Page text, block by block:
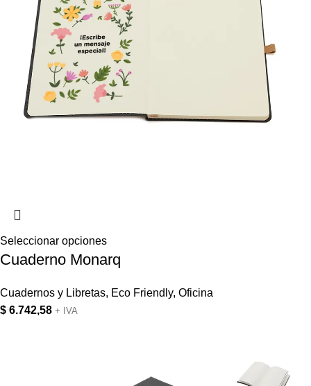
Seleccionar opciones
Cuaderno Monarq
Cuadernos y Libretas, Eco Friendly, Oficina
$ 6.742,58 + IVA